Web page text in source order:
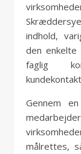
indhold,
den
faglig
Gennem
målrettes,